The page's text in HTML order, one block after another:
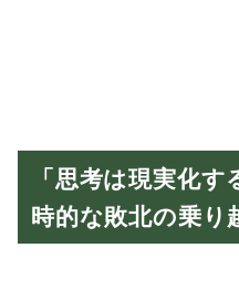
「思考は現実化
時的な敗北の乗り